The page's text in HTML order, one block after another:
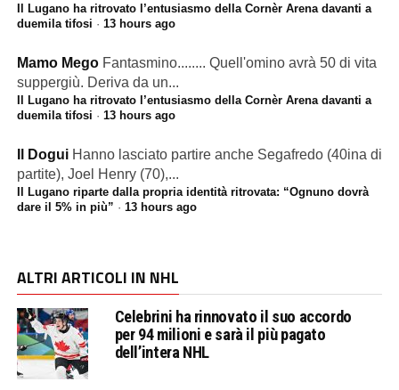
Il Lugano ha ritrovato l’entusiasmo della Cornèr Arena davanti a
duemila tifosi · 13 hours ago
Mamo Mego Fantasmino........ Quell'omino avrà 50 di vita
suppergiù. Deriva da un...
Il Lugano ha ritrovato l’entusiasmo della Cornèr Arena davanti a
duemila tifosi · 13 hours ago
Il Dogui Hanno lasciato partire anche Segafredo (40ina di
partite), Joel Henry (70),...
Il Lugano riparte dalla propria identità ritrovata: “Ognuno dovrà
dare il 5% in più” · 13 hours ago
ALTRI ARTICOLI IN NHL
Celebrini ha rinnovato il suo accordo
per 94 milioni e sarà il più pagato
dell’intera NHL